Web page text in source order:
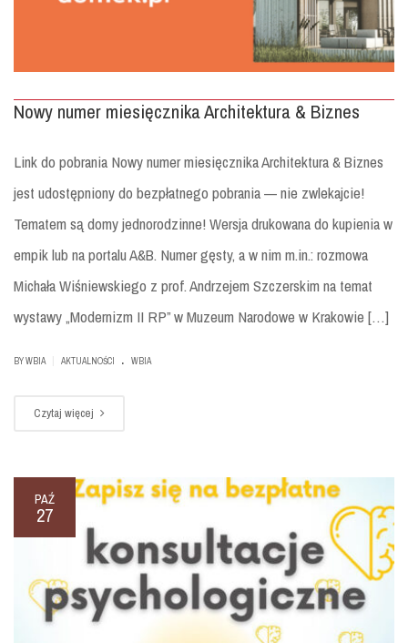
Nowy numer miesięcznika Architektura & Biznes
Link do pobrania Nowy numer miesięcznika Architektura & Biznes
jest udostępniony do bezpłatnego pobrania — nie zwlekajcie!
Tematem są domy jednorodzinne! Wersja drukowana do kupienia w
empik lub na portalu A&B. Numer gęsty, a w nim m.in.: rozmowa
Michała Wiśniewskiego z prof. Andrzejem Szczerskim na temat
wystawy „Modernizm II RP” w Muzeum Narodowe w Krakowie […]
BYWBIA AKTUALNOŚCI . WBIA
Czytaj więcej
PAŹ
27